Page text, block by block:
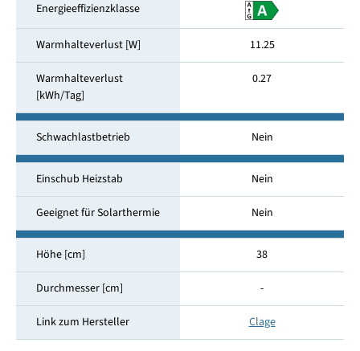
Energieeffizienzklasse
Warmhalteverlust [W] 11.25
Warmhalteverlust
[kWh/Tag]
0.27
Schwachlastbetrieb Nein
Einschub Heizstab Nein
Geeignet für Solarthermie Nein
Höhe [cm] 38
Durchmesser [cm] -
Link zum Hersteller Clage